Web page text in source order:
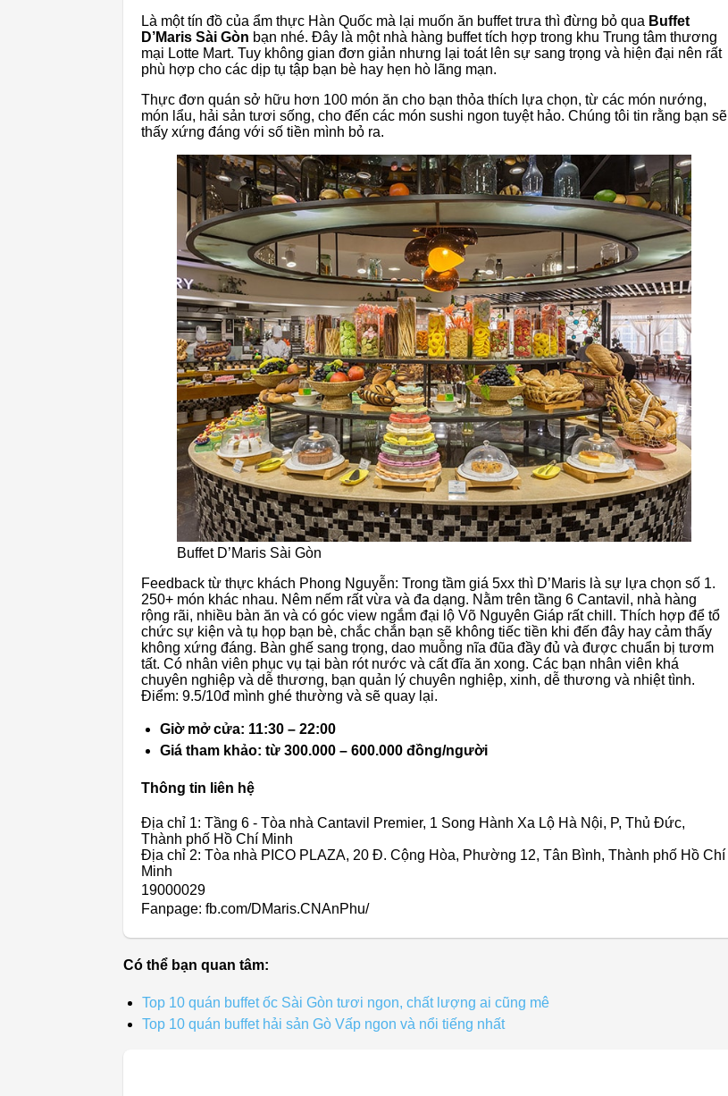
Là một tín đồ của ẩm thực Hàn Quốc mà lại muốn ăn buffet trưa thì đừng bỏ qua Buffet
D’Maris Sài Gòn bạn nhé. Đây là một nhà hàng buffet tích hợp trong khu Trung tâm thương
mại Lotte Mart. Tuy không gian đơn giản nhưng lại toát lên sự sang trọng và hiện đại nên rất
phù hợp cho các dịp tụ tập bạn bè hay hẹn hò lãng mạn.
Thực đơn quán sở hữu hơn 100 món ăn cho bạn thỏa thích lựa chọn, từ các món nướng,
món lẩu, hải sản tươi sống, cho đến các món sushi ngon tuyệt hảo. Chúng tôi tin rằng bạn sẽ
thấy xứng đáng với số tiền mình bỏ ra.
Buffet D’Maris Sài Gòn
Feedback từ thực khách Phong Nguyễn: Trong tầm giá 5xx thì D’Maris là sự lựa chọn số 1.
250+ món khác nhau. Nêm nếm rất vừa và đa dạng. Nằm trên tầng 6 Cantavil, nhà hàng
rộng rãi, nhiều bàn ăn và có góc view ngắm đại lộ Võ Nguyên Giáp rất chill. Thích hợp để tổ
chức sự kiện và tụ họp bạn bè, chắc chắn bạn sẽ không tiếc tiền khi đến đây hay cảm thấy
không xứng đáng. Bàn ghế sang trọng, dao muỗng nĩa đũa đầy đủ và được chuẩn bị tươm
tất. Có nhân viên phục vụ tại bàn rót nước và cất đĩa ăn xong. Các bạn nhân viên khá
chuyên nghiệp và dễ thương, bạn quản lý chuyên nghiệp, xinh, dễ thương và nhiệt tình.
Điểm: 9.5/10đ mình ghé thường và sẽ quay lại.
Giờ mở cửa: 11:30 – 22:00
Giá tham khảo: từ 300.000 – 600.000 đồng/người
Thông tin liên hệ
Địa chỉ 1: Tầng 6 - Tòa nhà Cantavil Premier, 1 Song Hành Xa Lộ Hà Nội, P, Thủ Đức,
Thành phố Hồ Chí Minh
Địa chỉ 2: Tòa nhà PICO PLAZA, 20 Đ. Cộng Hòa, Phường 12, Tân Bình, Thành phố Hồ Chí
Minh
19000029
Fanpage: fb.com/DMaris.CNAnPhu/
Có thể bạn quan tâm:
Top 10 quán buffet ốc Sài Gòn tươi ngon, chất lượng ai cũng mê
Top 10 quán buffet hải sản Gò Vấp ngon và nổi tiếng nhất